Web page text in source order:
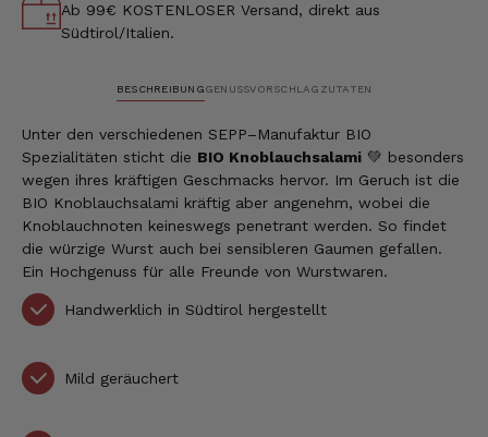
Ab 99€ KOSTENLOSER Versand, direkt aus
Südtirol/Italien.
BESCHREIBUNGGENUSSVORSCHLAG ZUTATEN
Unter den verschiedenen SEPP–Manufaktur BIO
Spezialitäten sticht die BIO Knoblauchsalami 💚 besonders
wegen ihres kräftigen Geschmacks hervor. Im Geruch ist die
BIO Knoblauchsalami kräftig aber angenehm, wobei die
Knoblauchnoten keineswegs penetrant werden. So findet
die würzige Wurst auch bei sensibleren Gaumen gefallen.
Ein Hochgenuss für alle Freunde von Wurstwaren.
Handwerklich in Südtirol hergestellt
Mild geräuchert